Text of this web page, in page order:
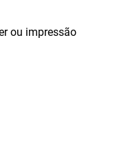
ou impressão